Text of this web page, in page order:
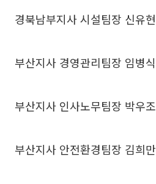
경북남부지사 시설팀장 신유현
부산지사 경영관리팀장 임병식
부산지사 인사노무팀장 박우조
부산지사 안전환경팀장 김희만